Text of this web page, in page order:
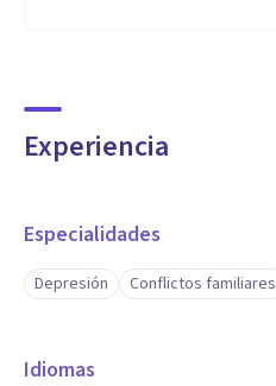
Experiencia
Especialidades
Depresión Conflictos familiares
Idiomas